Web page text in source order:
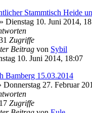
Stammtisch Heide
» Dienstag 10. Juni 2014,
Zugriffe
Beitrag von Sybil
10. Juni 2014, 18:07
Bamberg 15.03.2014
Donnerstag 27. Februar
Zugriffe